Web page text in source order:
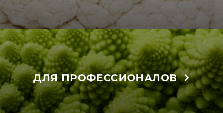
ДЛЯ ПРОФЕССИОНАЛОВ